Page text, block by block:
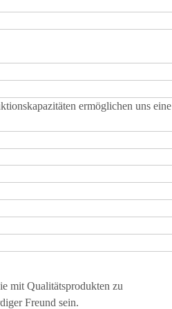
ermöglichen uns eine
mit Qualitätsprodukten zu
Freund sein.